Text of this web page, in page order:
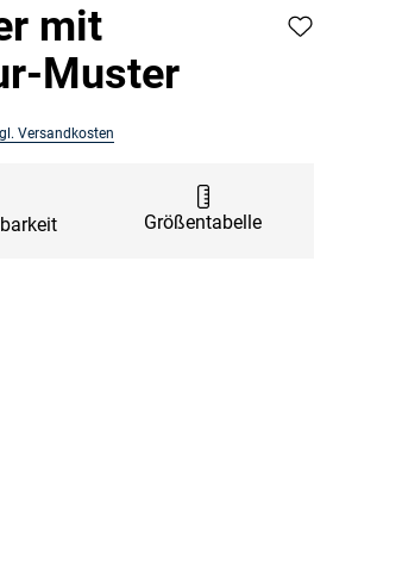
mit
Muster
Versandkosten
Größentabelle